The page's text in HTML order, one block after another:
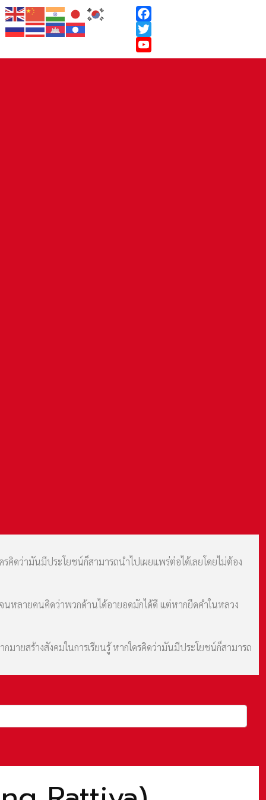
Facebook
Twitter
YouTube
คิดว่ามันมีประโยชน์ก็สามารถนำไปเผยแพร่ต่อได้เลยโดยไม่ต้อง
หลายคนคิดว่าพวกด้านได้อายอดมักได้ดี แต่หากยึดคำในหลวง
ายสร้างสังคมในการเรียนรู้ หากใครคิดว่ามันมีประโยชน์ก็สามารถ